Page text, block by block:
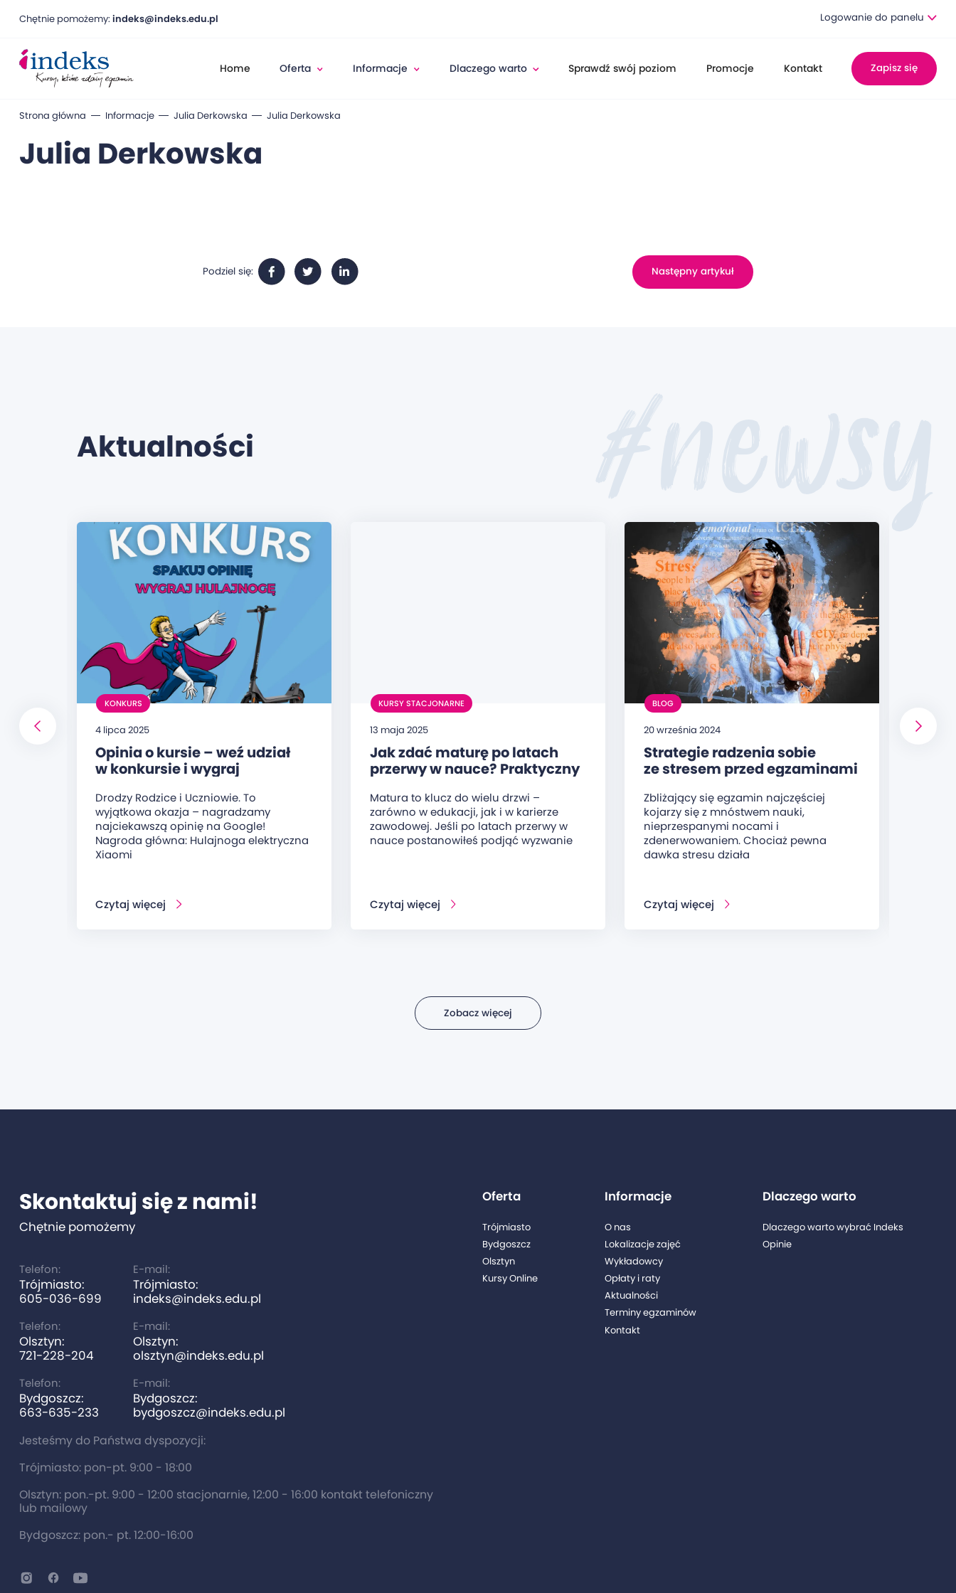
Chętnie pomożemy: indeks@indeks.edu.pl Logowanie do panelu
Home Oferta Informacje Dlaczego warto Sprawdź swój poziom Promocje Kontakt Zapisz się
Strona główna Informacje Julia Derkowska Julia Derkowska
Julia Derkowska
Podziel się: Następny artykuł
Aktualności
KONKURS
4 lipca 2025
Opinia o kursie – weź udział
w konkursie i wygraj
Drodzy Rodzice i Uczniowie. To
wyjątkowa okazja – nagradzamy
najciekawszą opinię na Google!
Nagroda główna: Hulajnoga elektryczna
Xiaomi
Czytaj więcej
KURSY STACJONARNE
13 maja 2025
Jak zdać maturę po latach
przerwy w nauce? Praktyczny
Matura to klucz do wielu drzwi –
zarówno w edukacji, jak i w karierze
zawodowej. Jeśli po latach przerwy w
nauce postanowiłeś podjąć wyzwanie
Czytaj więcej
BLOG
20 września 2024
Strategie radzenia sobie
ze stresem przed egzaminami
i metody zarządzania stresem
Zbliżający się egzamin najczęściej
kojarzy się z mnóstwem nauki,
nieprzespanymi nocami i
zdenerwowaniem. Chociaż pewna
dawka stresu działa
Czytaj więcej
20
Zobacz więcej
Skontaktuj się z nami!
Chętnie pomożemy
Telefon:
Trójmiasto:
605-036-699
E-mail:
Trójmiasto:
indeks@indeks.edu.pl
Telefon:
Olsztyn:
721-228-204
E-mail:
Olsztyn:
olsztyn@indeks.edu.pl
Telefon:
Bydgoszcz:
663-635-233
E-mail:
Bydgoszcz:
bydgoszcz@indeks.edu.pl
Jesteśmy do Państwa dyspozycji:
Trójmiasto: pon-pt. 9:00 - 18:00
Olsztyn: pon.-pt. 9:00 - 12:00 stacjonarnie, 12:00 - 16:00 kontakt telefoniczny
lub mailowy
Bydgoszcz: pon.- pt. 12:00-16:00
Oferta
Trójmiasto
Bydgoszcz
Olsztyn
Kursy Online
Informacje
O nas
Lokalizacje zajęć
Wykładowcy
Opłaty i raty
Aktualności
Terminy egzaminów
Kontakt
Dlaczego warto
Dlaczego warto wybrać Indeks
Opinie